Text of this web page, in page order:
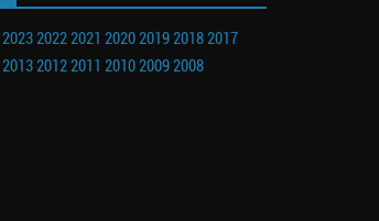
202320222021 2020201920182017
201320122011 201020092008